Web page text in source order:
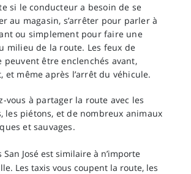
si le conducteur a besoin de se
au magasin, s’arrêter pour parler à
ou simplement pour faire une
milieu de la route. Les feux de
peuvent être enclenchés avant,
et même après l’arrêt du véhicule.
vous à partager la route avec les
les piétons, et de nombreux animaux
et sauvages.
José est similaire à n’importe
Les taxis vous coupent la route, les